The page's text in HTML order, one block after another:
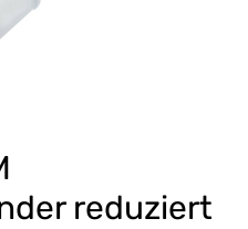
reduziert